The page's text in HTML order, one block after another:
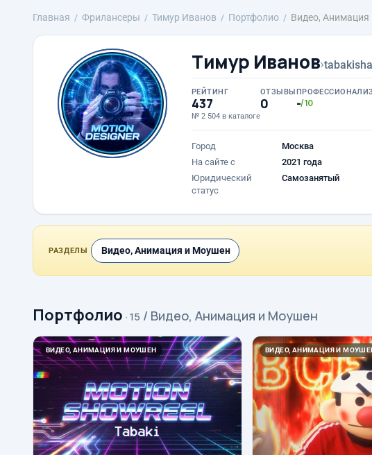
Главная Фрилансеры Тимур Иванов Портфолио Видео,
Тимур Иванов›
РЕЙТИНГ
437
№ 2 504 в каталоге
ОТЗЫВЫ
0 -/10
Город
Москва
На сайте с
2021 года
Юридический
статус
Самозанятый
РАЗДЕЛЫ Видео, Анимация и Моушен
Портфолио · 15 / Видео, Анимация и Моушен
ВИДЕО, АНИМАЦИЯ И МОУШЕН ВИДЕО, АНИМАЦИЯ И